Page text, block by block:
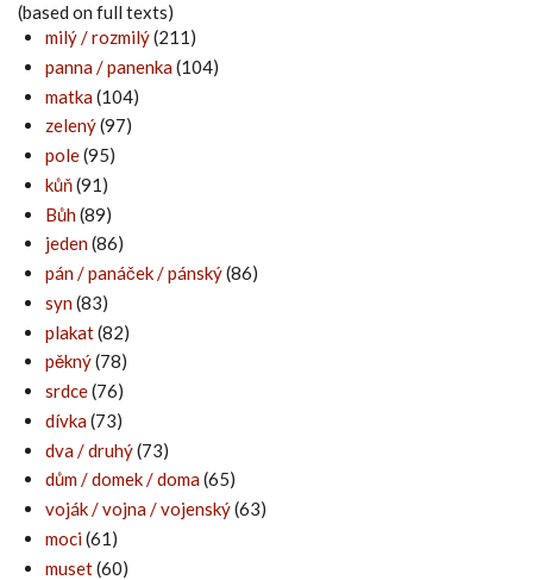
(based on full texts)
milý / rozmilý(211)
panna / panenka(104)
matka(104)
zelený(97)
pole(95)
kůň(91)
Bůh(89)
jeden(86)
pán / panáček / pánský(86)
syn(83)
plakat(82)
pěkný(78)
srdce(76)
dívka(73)
dva / druhý(73)
dům / domek / doma(65)
voják / vojna / vojenský(63)
moci(61)
muset(60)